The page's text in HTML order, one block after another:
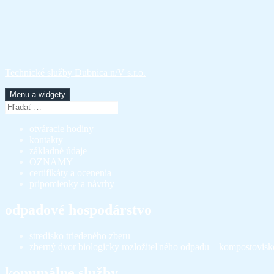
Technické služby Dubnica n/V s.r.o.
Menu a widgety
Hľadať:
otváracie hodiny
kontakty
základné údaje
OZNAMY
certifikáty a ocenenia
pripomienky a návrhy
odpadové hospodárstvo
stredisko triedeného zberu
zberný dvor biologicky rozložiteľného odpadu –